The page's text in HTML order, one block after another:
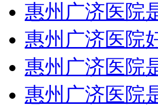
惠州广济医院
惠州广济医院
惠州广济医院
惠州广济医院